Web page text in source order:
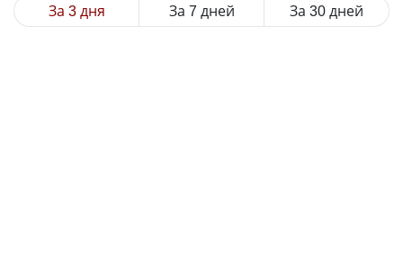
За 3 дня За 7 дней За 30 дней